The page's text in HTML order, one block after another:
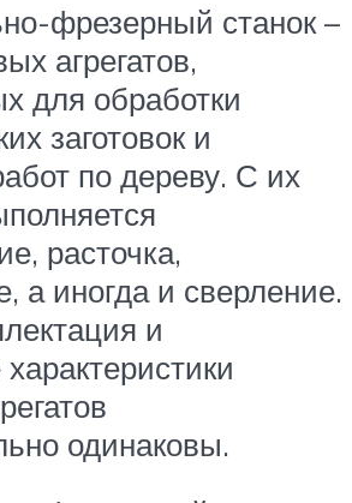
фрезерный станок –
агрегатов,
для обработки
заготовок и
по дереву. С их
расточка,
а иногда и сверление.
и
одинаковы.